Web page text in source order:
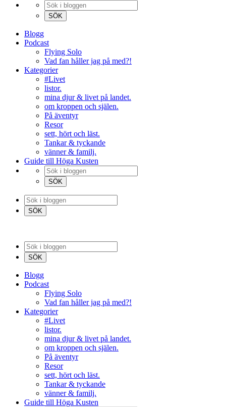
Blogg
Podcast
Flying Solo
Vad fan håller jag på med?!
Kategorier
#Livet
listor.
mina djur & livet på landet.
om kroppen och själen.
På äventyr
Resor
sett, hört och läst.
Tankar & tyckande
vänner & familj.
Guide till Höga Kusten
Blogg
Podcast
Flying Solo
Vad fan håller jag på med?!
Kategorier
#Livet
listor.
mina djur & livet på landet.
om kroppen och själen.
På äventyr
Resor
sett, hört och läst.
Tankar & tyckande
vänner & familj.
Guide till Höga Kusten